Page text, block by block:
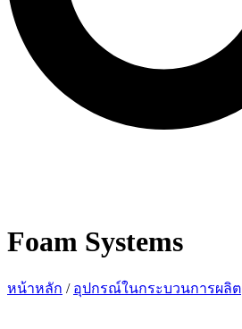
Foam Systems
หน้าหลัก / อุปกรณ์ในกระบวนการผลิต